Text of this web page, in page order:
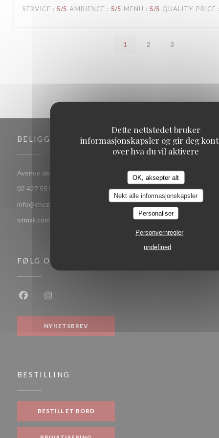
Dette nettstedet bruker
informasjonskapsler og gir deg
over hva du vil aktivere
OK, aksepter alt
Nekt alle informasjonskapsler
Personaliser
Personvernregler
undefined
SERVICE : 5/5 AMBIENCE : 5/5 MENU : 5/5 QUALITY_PRICE
1 2 3
BELIGGENHET
Avenue de jette 85 1090 Jette Bruxelles((åpner i et nytt vindu))
02 427 55 52
info@chezsoje.be,dubmichel@hotmail.com,freddubois66@h
otmail.com
FØLG OSS
NYHETSBREV
BESTILLING
BESTILL ET BORD